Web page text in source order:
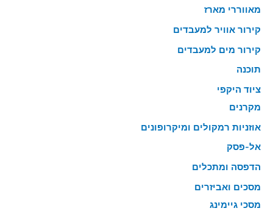
מאווררי מארז
קירור אוויר למעבדים
קירור מים למעבדים
תוכנה
ציוד היקפי
מקרנים
אוזניות רמקולים ומיקרופונים
אל-פסק
הדפסה ומתכלים
מסכים ואביזרים
מסכי גיימינג